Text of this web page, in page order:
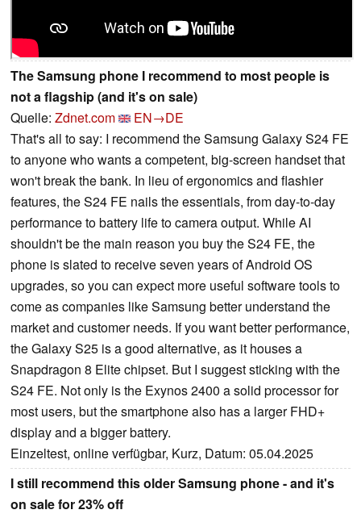
The Samsung phone I recommend to most people is
not a flagship (and it's on sale)
Quelle: Zdnet.com
EN→DE
That's all to say: I recommend the Samsung Galaxy S24 FE
to anyone who wants a competent, big-screen handset that
won't break the bank. In lieu of ergonomics and flashier
features, the S24 FE nails the essentials, from day-to-day
performance to battery life to camera output. While AI
shouldn't be the main reason you buy the S24 FE, the
phone is slated to receive seven years of Android OS
upgrades, so you can expect more useful software tools to
come as companies like Samsung better understand the
market and customer needs. If you want better performance,
the Galaxy S25 is a good alternative, as it houses a
Snapdragon 8 Elite chipset. But I suggest sticking with the
S24 FE. Not only is the Exynos 2400 a solid processor for
most users, but the smartphone also has a larger FHD+
display and a bigger battery.
Einzeltest, online verfügbar, Kurz, Datum: 05.04.2025
I still recommend this older Samsung phone - and it's
on sale for 23% off